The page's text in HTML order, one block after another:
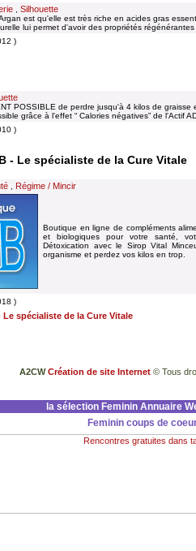
Silhouette
est qu'elle est très riche en acides gras
lui permet d'avoir des propriétés
)
POSSIBLE de perdre jusqu'à 4 kilos de
grâce à l'effet “ Calories négatives” de l'Actif
)
- Le spécialiste de la Cure Vitale
Régime / Mincir
Boutique en ligne de compléments
et biologiques pour votre santé,
Détoxication avec le Sirop Vital
organisme et perdez vos kilos en trop.
)
spécialiste de la Cure Vitale
A2CWCréation de site Internet © Tous
la sélection Feminin Annuaire
Feminin coups de